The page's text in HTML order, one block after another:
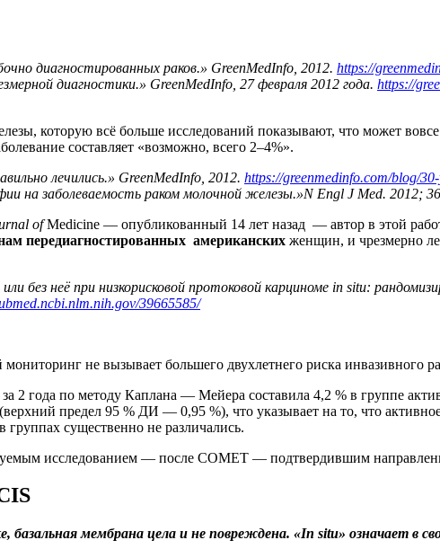
диагностированных раков.» GreenMedInfo, 2012. https://
диагностики.» GreenMedInfo, 27 февраля 2012 года. https://
которую всё больше исследований показывают, что может
составляет «возможно, всего 2–4%».
лечились.» GreenMedInfo, 2012. https://greenmedinfo.com/blog/
на заболеваемость раком молочной железы.»N Engl J Med. 2012;
ofMedicine — опубликованный 14 лет назад — автор в этой
передиагностированных американских женщин, и чрезмерно
неё при низкорисковой протоковой карциноме in situ:
39665585/
не вызывает большего двухлетнего риска инвазивного
2 года по методу Каплана — Мейера составила 4,2 % в группе
предел 95 % ДИ — 0,95 %), что указывает на то, что
существенно не различались.
исследованием — после COMET — подтвердившим
мембрана цела и не повреждена. «In situ» означает в